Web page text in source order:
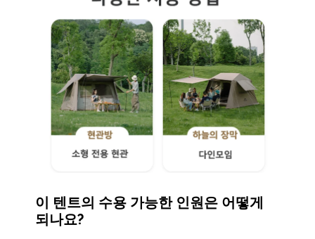
이 텐트의 수용 가능한 인원은 어떻게
되나요?